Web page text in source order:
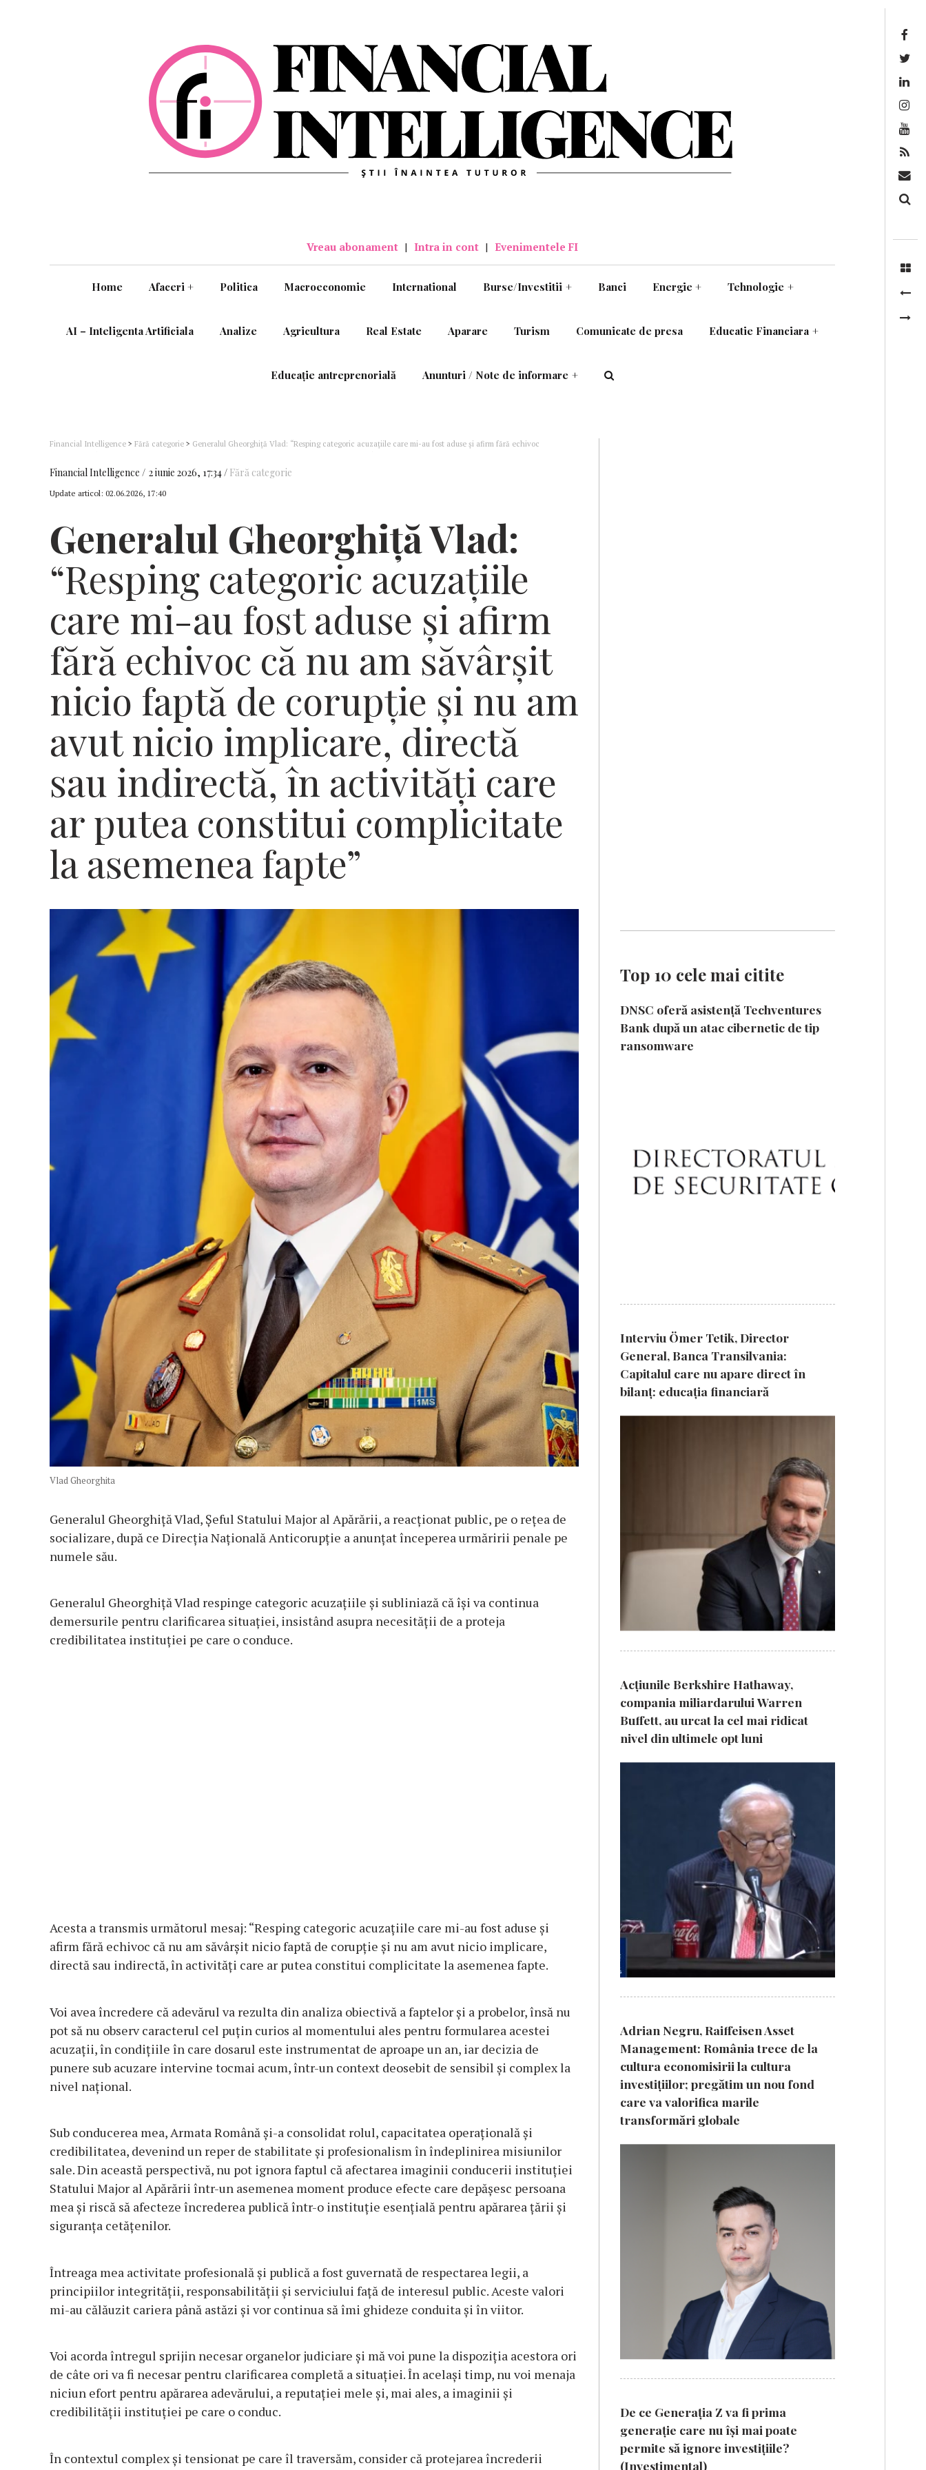
Vreau abonament | Intra in cont | Evenimentele FI
Home Afaceri + Politica Macroeconomie International Burse/Investitii + Banci Energie + Tehnologie +
AI – Inteligenta Artificiala Analize Agricultura Real Estate Aparare Turism Comunicate de presa Educatie Financiara +
Educație antreprenorială Anunturi / Note de informare +
Financial Intelligence > Fără categorie > Generalul Gheorghiță Vlad: “Resping categoric acuzațiile care mi-au fost aduse și afirm fără echivoc
asemenea fapte”
Financial Intelligence 2 iunie 2026, 17:34 Fără categorie
Update articol: 02.06.2026, 17:40
Generalul Gheorghiță Vlad:
“Resping categoric acuzațiile
care mi-au fost aduse și afirm
fără echivoc că nu am săvârșit
nicio faptă de corupție și nu am
avut nicio implicare, directă
sau indirectă, în activități care
ar putea constitui complicitate
la asemenea fapte”
Vlad Gheorghita
Generalul Gheorghiță Vlad, Șeful Statului Major al Apărării, a reacționat public, pe o rețea de
socializare, după ce Direcția Națională Anticorupție a anunțat începerea urmăririi penale pe
numele său.
Generalul Gheorghiță Vlad respinge categoric acuzațiile și subliniază că își va continua
demersurile pentru clarificarea situației, insistând asupra necesității de a proteja
credibilitatea instituției pe care o conduce.
Acesta a transmis următorul mesaj: “Resping categoric acuzațiile care mi-au fost aduse și
afirm fără echivoc că nu am săvârșit nicio faptă de corupție și nu am avut nicio implicare,
directă sau indirectă, în activități care ar putea constitui complicitate la asemenea fapte.
Voi avea încredere că adevărul va rezulta din analiza obiectivă a faptelor și a probelor, însă nu
pot să nu observ caracterul cel puțin curios al momentului ales pentru formularea acestei
acuzații, în condițiile în care dosarul este instrumentat de aproape un an, iar decizia de
punere sub acuzare intervine tocmai acum, într-un context deosebit de sensibil și complex la
nivel național.
Sub conducerea mea, Armata Română și-a consolidat rolul, capacitatea operațională și
credibilitatea, devenind un reper de stabilitate și profesionalism în îndeplinirea misiunilor
sale. Din această perspectivă, nu pot ignora faptul că afectarea imaginii conducerii instituției
Statului Major al Apărării într-un asemenea moment produce efecte care depășesc persoana
mea și riscă să afecteze încrederea publică într-o instituție esențială pentru apărarea țării și
siguranța cetățenilor.
Întreaga mea activitate profesională și publică a fost guvernată de respectarea legii, a
principiilor integrității, responsabilității și serviciului față de interesul public. Aceste valori
mi-au călăuzit cariera până astăzi și vor continua să îmi ghideze conduita și în viitor.
Voi acorda întregul sprijin necesar organelor judiciare și mă voi pune la dispoziția acestora ori
de câte ori va fi necesar pentru clarificarea completă a situației. În același timp, nu voi menaja
niciun efort pentru apărarea adevărului, a reputației mele și, mai ales, a imaginii și
credibilității instituției pe care o conduc.
În contextul complex și tensionat pe care îl traversăm, consider că protejarea încrederii
Top 10 cele mai citite
DNSC oferă asistență Techventures
Bank după un atac cibernetic de tip
ransomware
Interviu Ömer Tetik, Director
General, Banca Transilvania:
Capitalul care nu apare direct în
bilanț: educația financiară
Acțiunile Berkshire Hathaway,
compania miliardarului Warren
Buffett, au urcat la cel mai ridicat
nivel din ultimele opt luni
Adrian Negru, Raiffeisen Asset
Management: România trece de la
cultura economisirii la cultura
investițiilor; pregătim un nou fond
care va valorifica marile
transformări globale
De ce Generația Z va fi prima
generație care nu își mai poate
permite să ignore investițiile?
(Investimental)